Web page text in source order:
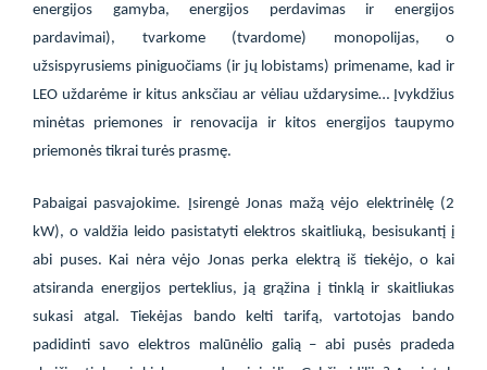
energijos gamyba, energijos perdavimas ir energijos
pardavimai), tvarkome (tvardome) monopolijas, o
užsispyrusiems piniguočiams (ir jų lobistams) primename, kad ir
LEO uždarėme ir kitus anksčiau ar vėliau uždarysime… Įvykdžius
minėtas priemones ir renovacija ir kitos energijos taupymo
priemonės tikrai turės prasmę.
Pabaigai pasvajokime. Įsirengė Jonas mažą vėjo elektrinėlę (2
kW), o valdžia leido pasistatyti elektros skaitliuką, besisukantį į
abi puses. Kai nėra vėjo Jonas perka elektrą iš tiekėjo, o kai
atsiranda energijos perteklius, ją grąžina į tinklą ir skaitliukas
sukasi atgal. Tiekėjas bando kelti tarifą, vartotojas bando
padidinti savo elektros malūnėlio galią – abi pusės pradeda